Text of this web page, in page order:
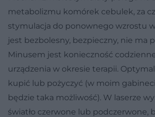
metabolizmu komórek cebulek, za
stymulacja do ponownego wzrostu
jest bezbolesny, bezpieczny, nie ma
Minusem jest konieczność
urządzenia w okresie terapii.
kupić lub pożyczyć (w moim
będzie taka możliwość). W laserze
światło czerwone lub podczerwone,